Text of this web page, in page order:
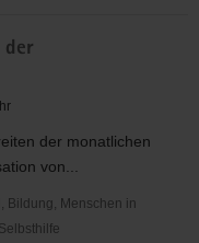
der
der monatlichen
von...
Bildung, Menschen in